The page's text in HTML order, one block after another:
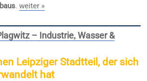
. weiter »
– Industrie, Wasser &
Leipziger Stadtteil, der sich
hat